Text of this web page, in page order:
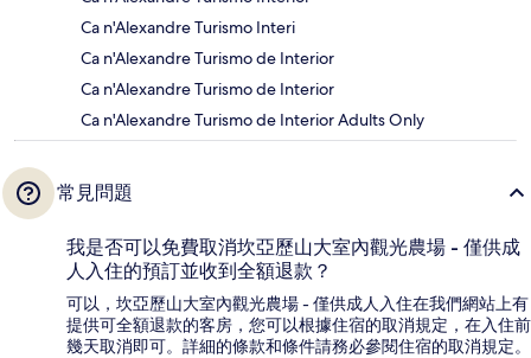
Ca n'Alexandre Turismo Interi
Ca n'Alexandre Turismo de Interior
Ca n'Alexandre Turismo de Interior
Ca n'Alexandre Turismo de Interior Adults Only
常見問題
我是否可以免費取消坎亞歷山大室內觀光農場 - 僅供成
人入住的預訂並收到全額退款？
可以，坎亞歷山大室內觀光農場 - 僅供成人入住在我們網站上有
提供可全額退款的客房，您可以根據住宿的取消規定，在入住前
幾天取消即可。詳細的條款和條件請務必參閱住宿的取消規定。